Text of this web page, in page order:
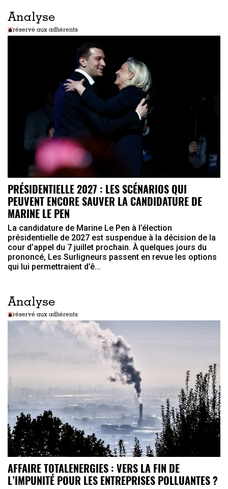
Analyse
réservé aux adhérents
PRÉSIDENTIELLE 2027 : LES SCÉNARIOS QUI
PEUVENT ENCORE SAUVER LA CANDIDATURE DE
MARINE LE PEN
La candidature de Marine Le Pen à l’élection
présidentielle de 2027 est suspendue à la décision de la
cour d’appel du 7 juillet prochain. À quelques jours du
prononcé, Les Surligneurs passent en revue les options
qui lui permettraient d’ê...
Analyse
réservé aux adhérents
AFFAIRE TOTALENERGIES : VERS LA FIN DE
L’IMPUNITÉ POUR LES ENTREPRISES POLLUANTES ?